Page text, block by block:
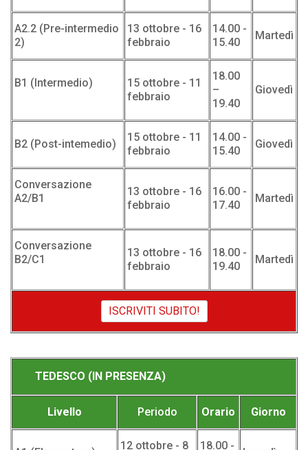
A2.2 (Pre-intermedio
2)
13 ottobre - 16
febbraio
14.00 -
15.40
Martedì
B1 (Intermedio)
15 ottobre - 11
febbraio
18.00
–
19.40
Giovedì
B2 (Post-intemedio)
15 ottobre - 11
febbraio
14.00 -
15.40
Giovedì
Conversazione
A2/B1
13 ottobre - 16
febbraio
16.00 -
17.40
Martedì
Conversazione
B2/C1
13 ottobre - 16
febbraio
18.00 -
19.40
Martedì
ISCRIVITI SUBITO!
TEDESCO (IN PRESENZA)
Livello Periodo Orario Giorno
12 ottobre - 8
18.00 -